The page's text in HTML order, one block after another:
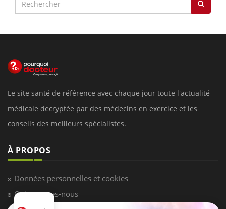
Le site santé de référence avec chaque jour toute l'actualité
médicale decryptée par des médecins en exercice et les
conseils des meilleurs spécialistes.
À PROPOS
Données personnelles et cookies
Qui sommes-nous